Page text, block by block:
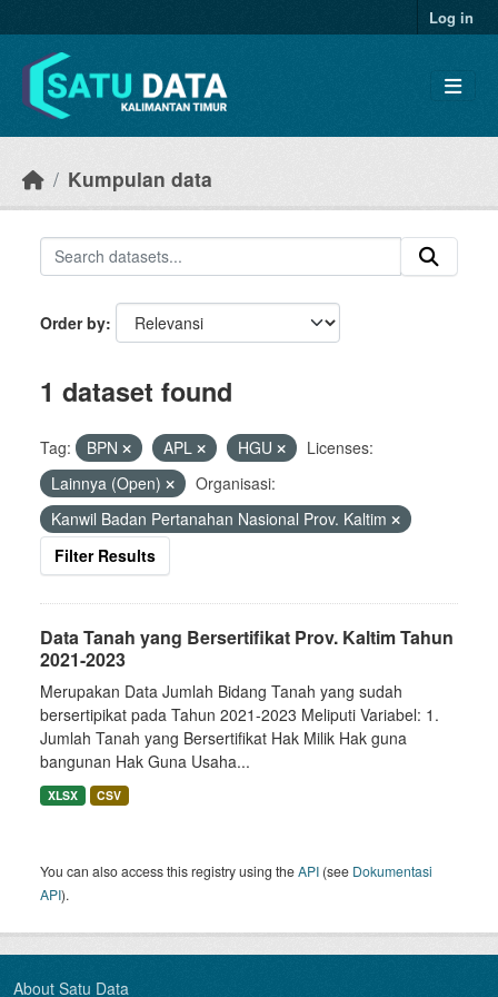
Log in
Kumpulan data
Order by
1 dataset found
Tag: BPN APL HGU
Licenses:
Lainnya (Open)
Organisasi:
Kanwil Badan Pertanahan Nasional Prov. Kaltim
Filter Results
Data Tanah yang Bersertifikat Prov. Kaltim Tahun
2021-2023
Merupakan Data Jumlah Bidang Tanah yang sudah
bersertipikat pada Tahun 2021-2023 Meliputi Variabel: 1.
Jumlah Tanah yang Bersertifikat Hak Milik Hak guna
bangunan Hak Guna Usaha...
XLSX CSV
You can also access this registry using theAPI (see Dokumentasi
API).
About Satu Data